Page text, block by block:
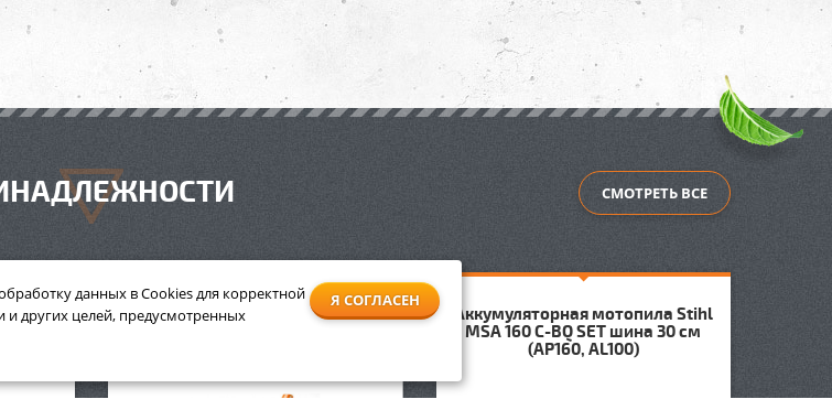
СМОТРЕТЬ ВСЕ
Stihl
и З/
Аккумуляторная мотокоса Stihl
Аккумуляторная мотопила Stihl
MSA 160 C-BQ SET шина 30 см
(AP160, AL100)
данных в Cookies для корректной
и других целей, предусмотренных
Я СОГЛАСЕН